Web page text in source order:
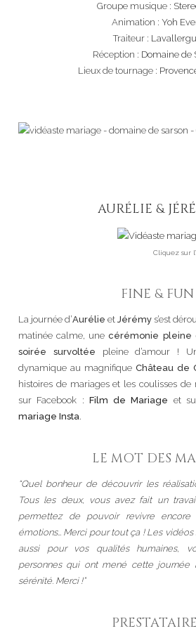
Groupe musique :
Animation : Yoh
Traiteur :
Réception : Domaine de
Lieux de tournage :
AURÉLIE &
Cliquez sur
FINE & FUN
La journée d’Aurélie et Jérémy s’est
matinée calme, unecérémonie pleine
soirée survoltée pleine d’amour !
dynamique au magnifique Château de
histoires de mariages et les coulisses
sur Facebook : Film de Mariage et
mariage Insta.
LE MOT DES
“Quel bonheur de découvrir les
Tous les deux, vous avez fait un
permettez de pouvoir revivre
émotions… Merci pour tout ça ! Les
aussi pour vos qualités humaines,
personnes qui ont mené cette journée
sérénité. Merci !”